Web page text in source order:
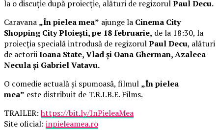
la o discuție după proiecție, alături de regizorulPaul Decu.
Caravana „În pielea mea” ajunge la Cinema City
Shopping City Ploiești, pe 18 februarie, de la 18:30, la
proiecția specială introdusă de regizorulPaul Decu, alături
de actoriiIoana State, Vlad și Oana Gherman, Azaleea
Necula și Gabriel Vatavu.
O comedie actuală și spumoasă, filmul „În pielea
mea” este distribuit de T.R.I.B.E. Films.
TRAILER:https://bit.ly/InPieleaMea
Site oficial: inpieleamea.ro